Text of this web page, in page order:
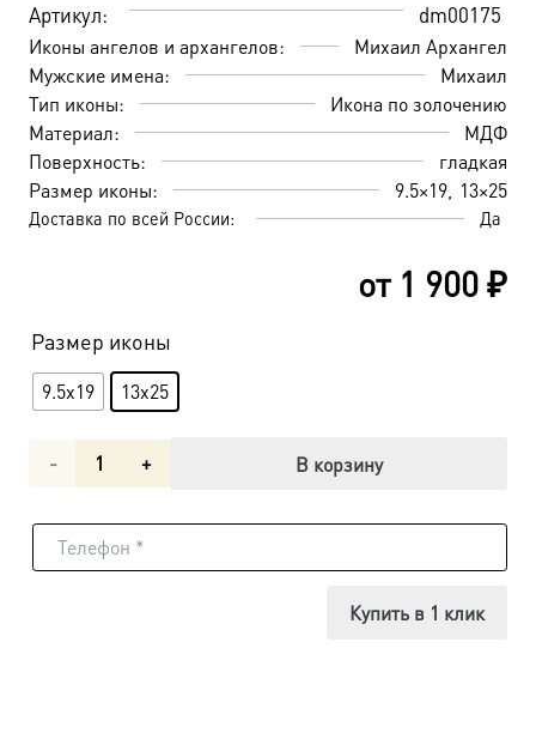
Артикул: dm00175
Иконы ангелов и архангелов:
Михаил Архангел
Мужские имена:
Михаил
Тип иконы:
Икона по золочению
Материал:
МДФ
Поверхность:
гладкая
Размер иконы:
9.5×19 13×25
Доставка по всей России: Да
от 1 900₽
Размер иконы
9.5x19 13x25
Количество
Икона
В корзину
Купить в 1 клик